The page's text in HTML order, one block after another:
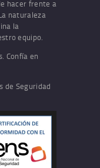
hacer frente a
naturaleza
la
equipo.
Confía en
de Seguridad